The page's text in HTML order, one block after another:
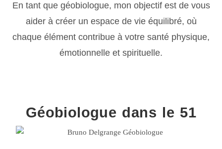
En tant que géobiologue, mon objectif est de vous
aider à créer un espace de vie équilibré, où
chaque élément contribue à votre santé physique,
émotionnelle et spirituelle.
Géobiologue dans le 51